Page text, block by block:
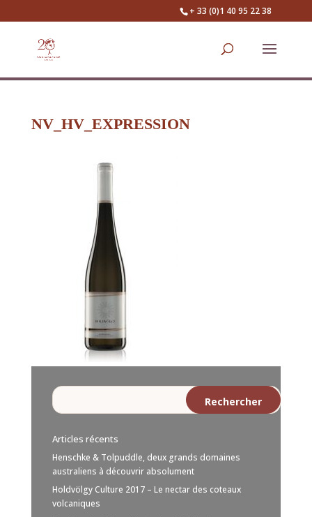
+ 33 (0)1 40 95 22 38
NV_HV_EXPRESSION
Articles récents
Henschke & Tolpuddle, deux grands domaines
australiens à découvrir absolument
Holdvölgy Culture 2017 – Le nectar des coteaux
volcaniques